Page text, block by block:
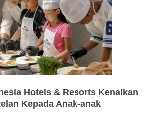
Hotels & Resorts Kenalkan
Kepada Anak-anak